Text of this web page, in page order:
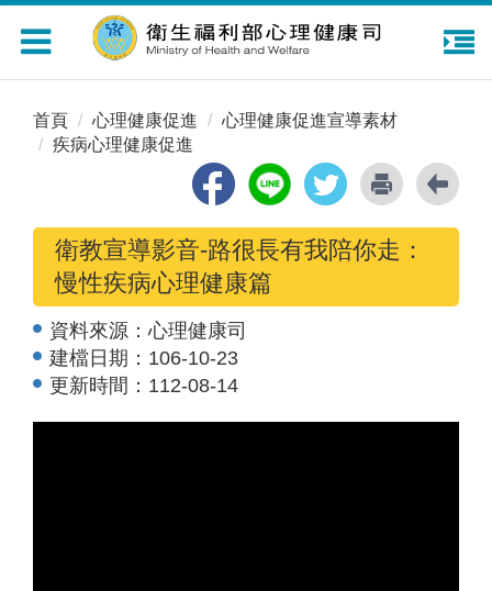
Toggle
navigation
首頁 心理健康促進
心理健康促進宣導素材
疾病心理健康促進
衛教宣導影音-路很長有我陪你走：
慢性疾病心理健康篇
資料來源：心理健康司
建檔日期： 106-10-23
更新時間： 112-08-14